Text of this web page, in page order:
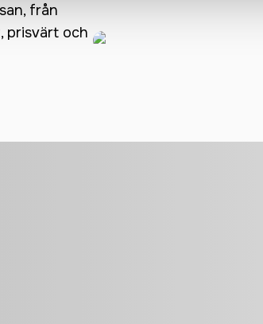
från
prisvärt och